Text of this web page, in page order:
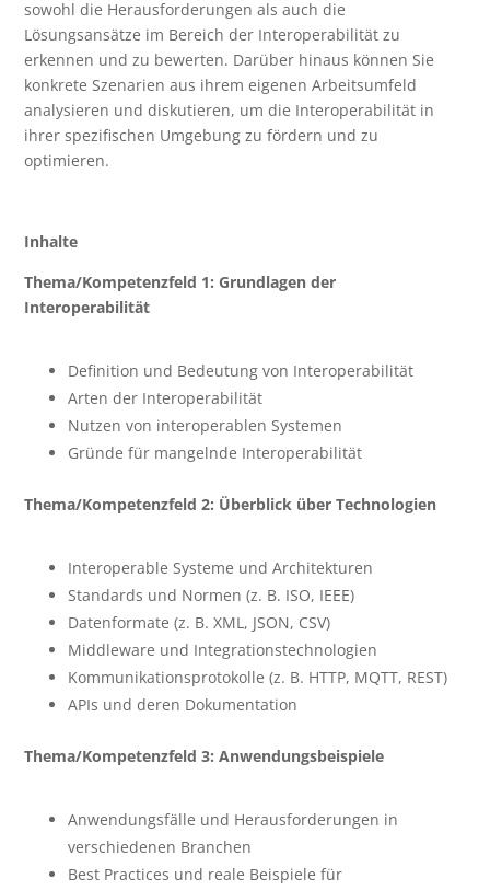
sowohl die Herausforderungen als auch die
Lösungsansätze im Bereich der Interoperabilität zu
erkennen und zu bewerten. Darüber hinaus können Sie
konkrete Szenarien aus ihrem eigenen Arbeitsumfeld
analysieren und diskutieren, um die Interoperabilität in
ihrer spezifischen Umgebung zu fördern und zu
optimieren.
Inhalte
Thema/Kompetenzfeld 1: Grundlagen der
Interoperabilität
Definition und Bedeutung von Interoperabilität
Arten der Interoperabilität
Nutzen von interoperablen Systemen
Gründe für mangelnde Interoperabilität
Thema/Kompetenzfeld 2: Überblick über Technologien
Interoperable Systeme und Architekturen
Standards und Normen (z. B. ISO, IEEE)
Datenformate (z. B. XML, JSON, CSV)
Middleware und Integrationstechnologien
Kommunikationsprotokolle (z. B. HTTP, MQTT, REST)
APIs und deren Dokumentation
Thema/Kompetenzfeld 3: Anwendungsbeispiele
Anwendungsfälle und Herausforderungen in
verschiedenen Branchen
Best Practices und reale Beispiele für